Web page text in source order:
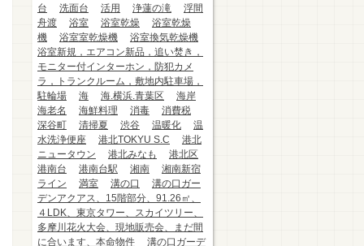
台
洗面台 活用 浄蓮の滝
浮間
舟渡
浴室 浴室乾燥
浴室乾燥
機
浴室室乾燥機
浴室換気乾燥機
浴室新規，エアコン新品，追い焚き，
モニター付インターホン，防犯カメ
ラ，トランクルーム，敷地内駐車場，
駐輪場
海 海.横浜.青葉区
海岸
海老名
海鮮料理 消毒
消費税
深谷町
清掃夏 渋谷 温暖化
温
水洗浄便座
港北TOKYU S.C
港北
ニュータウン
港北みなも
港北区
港南台
港南台駅 湘南
湘南新宿
ライン
満室 溝の口
溝の口ガー
デンアクアス、15階部分、91.26㎡、
４LDK、東京タワー、スカイツリー、
多摩川花火大会、現地販売会、まだ間
に合います、本命物件
溝の口ガーデ